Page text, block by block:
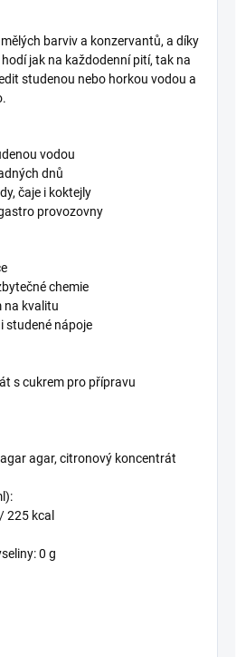
barviv a konzervantů, a díky
jak na každodenní pití, tak na
studenou nebo horkou vodou a
vodou
dnů
čaje i koktejly
provozovny
chemie
na kvalitu
studené nápoje
s cukrem pro přípravu
agar, citronový koncentrát
225 kcal
0 g